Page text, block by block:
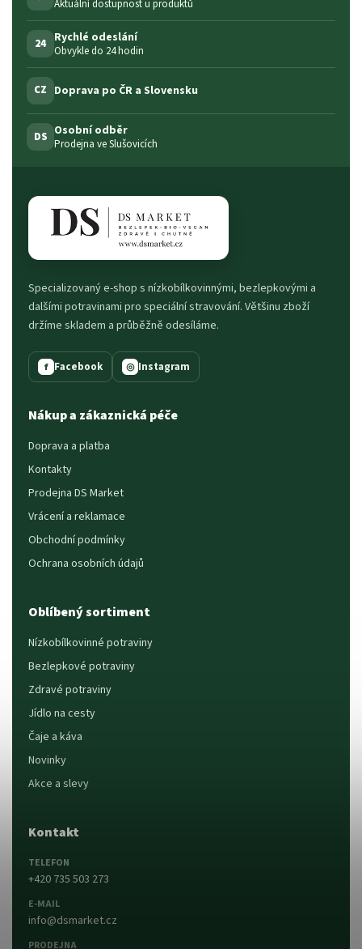
Aktuální dostupnost u produktů
24 Rychlé odeslání
Obvykle do 24 hodin
CZ Doprava po ČR a Slovensku
DS Osobní odběr
Prodejna ve Slušovicích
Specializovaný e-shop s nízkobílkovinnými, bezlepkovými a
dalšími potravinami pro speciální stravování. Většinu zboží
držíme skladem a průběžně odesíláme.
f Facebook ◎ Instagram
Nákup a zákaznická péče
Doprava a platba
Kontakty
Prodejna DS Market
Vrácení a reklamace
Obchodní podmínky
Ochrana osobních údajů
Oblíbený sortiment
Nízkobílkovinné potraviny
Bezlepkové potraviny
Zdravé potraviny
Jídlo na cesty
Čaje a káva
Novinky
Akce a slevy
Kontakt
TELEFON
+420 735 503 273
E-MAIL
info@dsmarket.cz
PRODEJNA